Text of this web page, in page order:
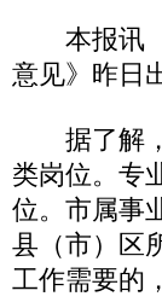
本报讯 《
意见》昨日
据了解，
类岗位。专
位。市属事
县（市）区
工作需要的